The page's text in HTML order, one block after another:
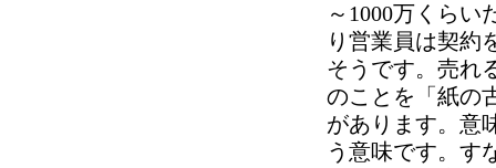
～1000万くらい
り営業員は契約
そうです。売れ
のことを「紙の
があります。意
う意味です。す